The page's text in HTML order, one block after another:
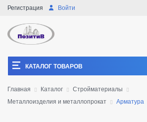
Войти
Регистрация
КАТАЛОГ ТОВАРОВ
Главная Каталог
Стройматериалы
Металлоизделия и металлопрокат
Арматура